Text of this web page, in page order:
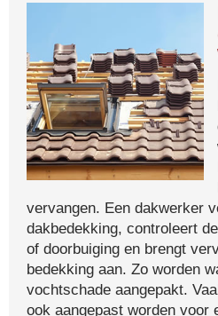
vervangen. Een dakwerker
dakbedekking, controleert
of doorbuiging en brengt
bedekking aan. Zo worden
vochtschade aangepakt.
ook aangepast worden voor